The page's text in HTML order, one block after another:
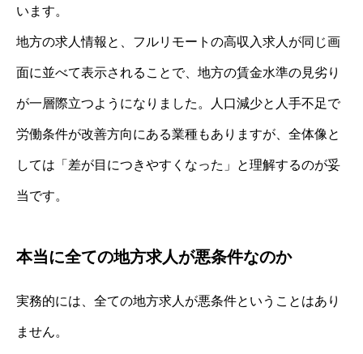
います。
地方の求人情報と、フルリモートの高収入求人が同じ画
面に並べて表示されることで、地方の賃金水準の見劣り
が一層際立つようになりました。人口減少と人手不足で
労働条件が改善方向にある業種もありますが、全体像と
しては「差が目につきやすくなった」と理解するのが妥
当です。
本当に全ての地方求人が悪条件なのか
実務的には、全ての地方求人が悪条件ということはあり
ません。